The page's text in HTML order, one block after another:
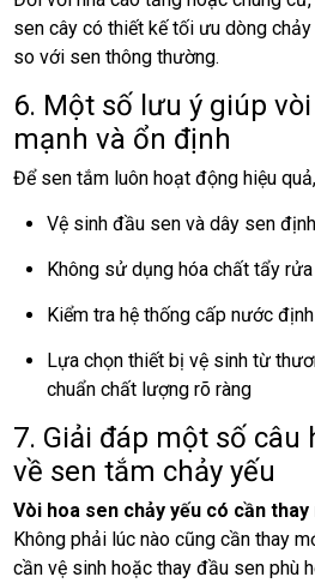
sen cây có thiết kế tối ưu dòng
so với sen thông thường.
6. Một số lưu ý giúp
mạnh và ổn định
Để sen tắm luôn hoạt động hiệu
Vệ sinh đầu sen và dây sen
Không sử dụng hóa chất tẩy
Kiểm tra hệ thống cấp nước
Lựa chọn thiết bị vệ sinh từ
chuẩn chất lượng rõ ràng
7. Giải đáp một số
về sen tắm chảy yếu
Vòi hoa sen chảy yếu có cần
Không phải lúc nào cũng cần thay
cần vệ sinh hoặc thay đầu sen phù